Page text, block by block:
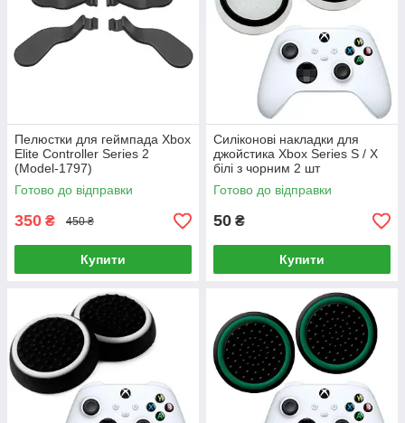
Пелюстки для геймпада Xbox
Elite Controller Series 2
(Model-1797)
Готово до відправки
350 ₴ 450 ₴
Купити
Силіконові накладки для
джойстика Xbox Series S / X
білі з чорним 2 шт
Готово до відправки
50 ₴
Купити